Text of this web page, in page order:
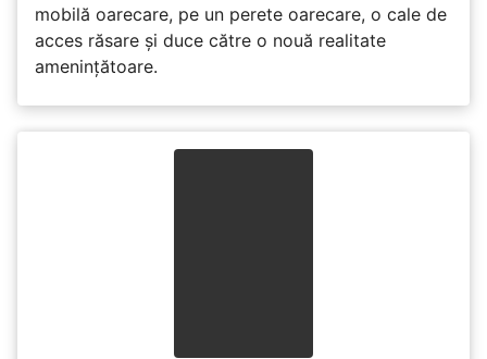
mobilă oarecare, pe un perete oarecare, o cale de
acces răsare și duce către o nouă realitate
amenințătoare.